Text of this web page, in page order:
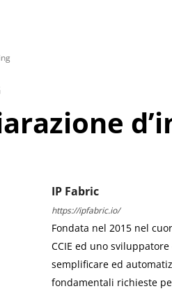
IP Fabric
https://ipfabric.io/
Fondata nel 2015 nel
CCIE ed uno
semplificare ed
fondamentali richieste